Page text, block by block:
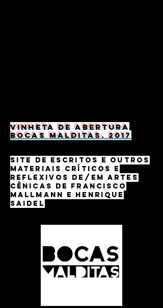
Vinheta de Abertura
Bocas Malditas. 2017
site de escritos e outros
materiais críticos e
reflexivos de/em artes
cênicas de francisco
mallmann e henrique
saidel